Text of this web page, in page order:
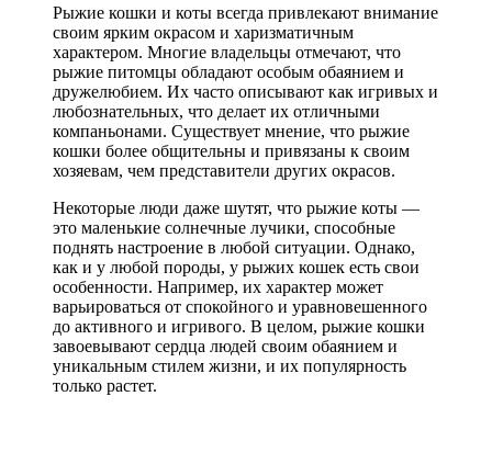
Рыжие кошки и коты всегда привлекают внимание
своим ярким окрасом и харизматичным
характером. Многие владельцы отмечают, что
рыжие питомцы обладают особым обаянием и
дружелюбием. Их часто описывают как игривых и
любознательных, что делает их отличными
компаньонами. Существует мнение, что рыжие
кошки более общительны и привязаны к своим
хозяевам, чем представители других окрасов.
Некоторые люди даже шутят, что рыжие коты —
это маленькие солнечные лучики, способные
поднять настроение в любой ситуации. Однако,
как и у любой породы, у рыжих кошек есть свои
особенности. Например, их характер может
варьироваться от спокойного и уравновешенного
до активного и игривого. В целом, рыжие кошки
завоевывают сердца людей своим обаянием и
уникальным стилем жизни, и их популярность
только растет.